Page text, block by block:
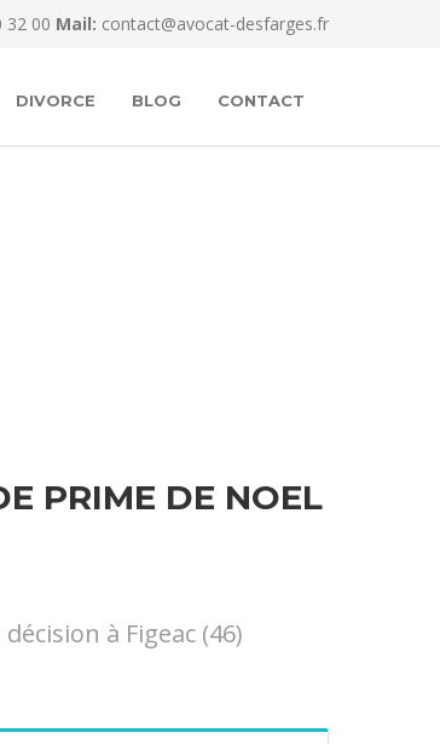
32 00 Mail: contact@avocat-desfarges.fr
DIVORCE BLOG CONTACT
PRIME DE NOEL
à Figeac (46)